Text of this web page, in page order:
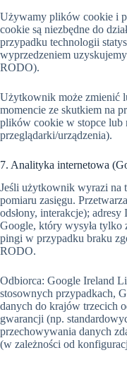
Używamy plików cookie i
cookie są niezbędne do
przypadku technologii
wyprzedzeniem
RODO).
Użytkownik może zmienić
momencie ze skutkiem na
plików cookie w stopce lub
przeglądarki/urządzenia).
7. Analityka internetowa
Jeśli użytkownik wyrazi na
pomiaru zasięgu.
odsłony, interakcje);
Google, który wysyła
pingi w przypadku braku
RODO.
Odbiorca: Google Ireland
stosownych przypadkach,
danych do krajów trzecich
gwarancji (np.
przechowywania danych
(w zależności od